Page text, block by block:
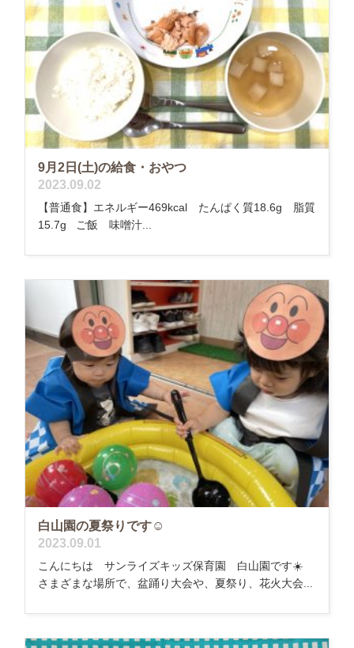
9月2日(土)の給食・おやつ
2023.09.02
【普通食】エネルギー469kcal たんぱく質18.6g 脂質
15.7g ご飯 味噌汁...
白山園の夏祭りです☺️
2023.09.01
こんにちは サンライズキッズ保育園 白山園です☀️
さまざまな場所で、盆踊り大会や、夏祭り、花火大会...